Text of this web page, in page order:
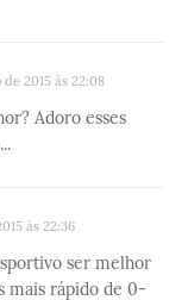
2015 às 22:08
Adoro esses
às 22:36
ser melhor
mais rápido de 0-